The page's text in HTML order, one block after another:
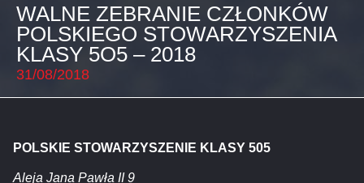
WALNE ZEBRANIE CZŁONKÓW
POLSKIEGO STOWARZYSZENIA
KLASY 5O5 – 2018
31/08/2018
POLSKIE STOWARZYSZENIE KLASY 505
Aleja Jana Pawła II 9